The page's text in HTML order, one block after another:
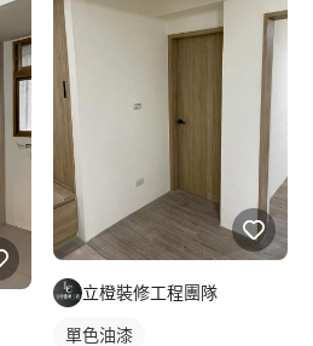
立橙裝修工程團隊
單色油漆